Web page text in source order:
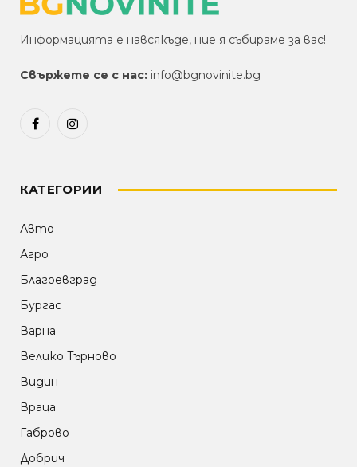
Информацията е навсякъде, ние я събираме за вас!
Свържете се с нас: info@bgnovinite.bg
FacebookInstagram
КАТЕГОРИИ
Авто
Агро
Благоевград
Бургас
Варна
Велико Търново
Видин
Враца
Габрово
Добрич